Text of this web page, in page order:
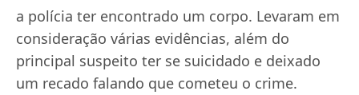
a polícia ter encontrado um corpo. Levaram em
consideração várias evidências, além do
principal suspeito ter se suicidado e deixado
um recado falando que cometeu o crime.